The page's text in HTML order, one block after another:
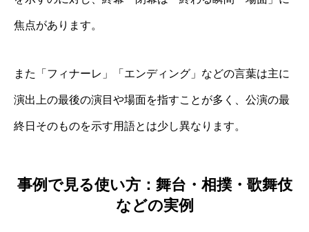
焦点があります。
また「フィナーレ」「エンディング」などの言葉は主に
演出上の最後の演目や場面を指すことが多く、公演の最
終日そのものを示す用語とは少し異なります。
事例で見る使い方：舞台・相撲・歌舞伎
などの実例